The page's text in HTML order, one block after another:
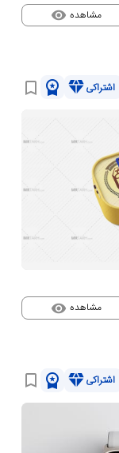
مشاهده visibility
اشتراکیdiamond
workspace_premium
bookmark_border
مشاهده visibility
اشتراکیdiamond
workspace_premium
bookmark_border